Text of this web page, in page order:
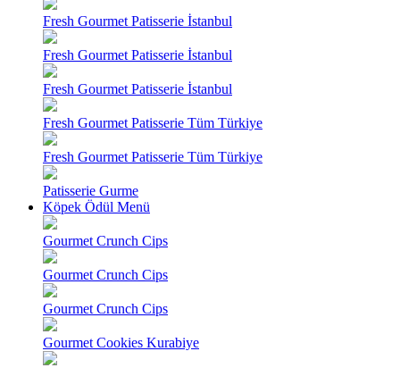
Fresh Gourmet Patisserie İstanbul
Fresh Gourmet Patisserie İstanbul
Fresh Gourmet Patisserie İstanbul
Fresh Gourmet Patisserie Tüm Türkiye
Fresh Gourmet Patisserie Tüm Türkiye
Patisserie Gurme
Köpek Ödül Menü
Gourmet Crunch Cips
Gourmet Crunch Cips
Gourmet Crunch Cips
Gourmet Cookies Kurabiye